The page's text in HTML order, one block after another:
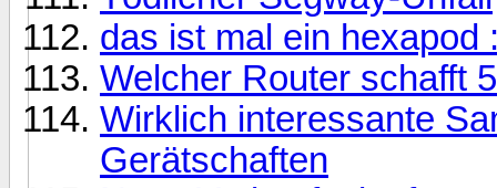
das ist mal ein hexapod
Welcher Router schafft
Wirklich interessante
Gerätschaften